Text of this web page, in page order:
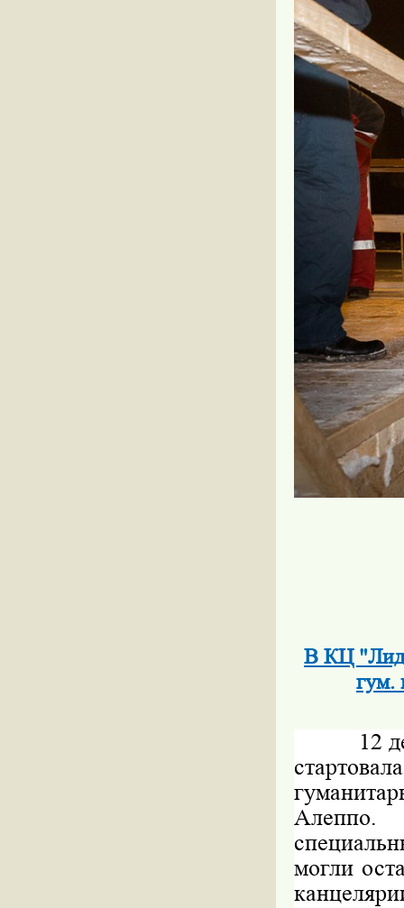
В КЦ
гум.
12
Алеппо.
могли